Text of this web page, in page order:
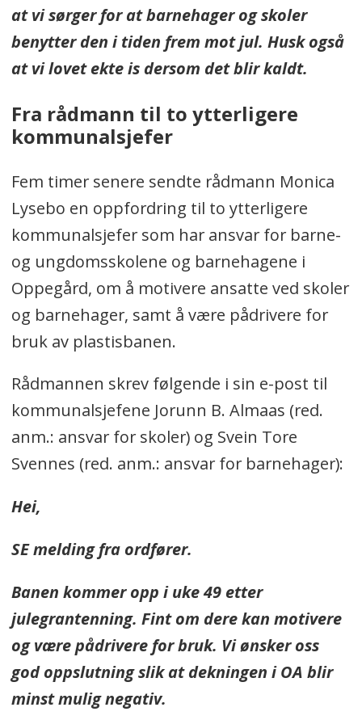
at vi sørger for at barnehager og skoler
benytter den i tiden frem mot jul. Husk også
at vi lovet ekte is dersom det blir kaldt.
Fra rådmann til to ytterligere
kommunalsjefer
Fem timer senere sendte rådmann Monica
Lysebo en oppfordring til to ytterligere
kommunalsjefer som har ansvar for barne-
og ungdomsskolene og barnehagene i
Oppegård, om å motivere ansatte ved skoler
og barnehager, samt å være pådrivere for
bruk av plastisbanen.
Rådmannen skrev følgende i sin e-post til
kommunalsjefene Jorunn B. Almaas (red.
anm.: ansvar for skoler) og Svein Tore
Svennes (red. anm.: ansvar for barnehager):
Hei,
SE melding fra ordfører.
Banen kommer opp i uke 49 etter
julegrantenning. Fint om dere kan motivere
og være pådrivere for bruk. Vi ønsker oss
god oppslutning slik at dekningen i OA blir
minst mulig negativ.